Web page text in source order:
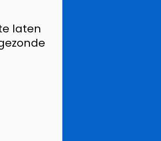
laten